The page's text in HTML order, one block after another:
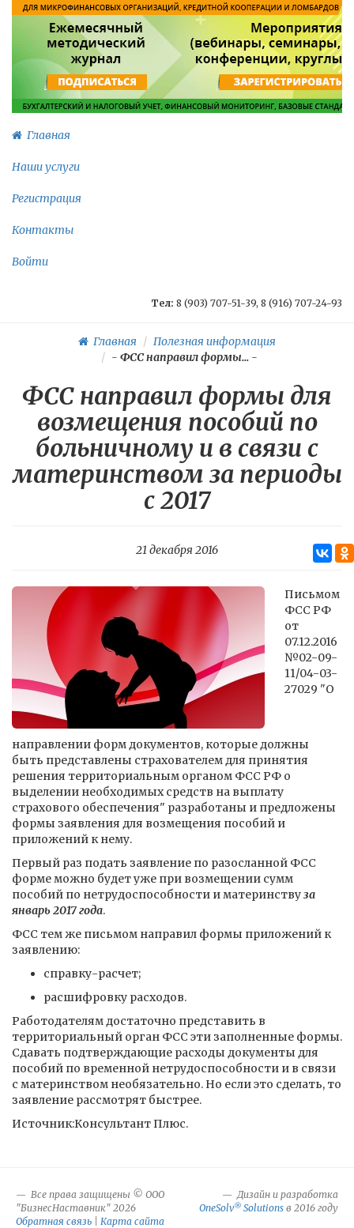
Главная
Наши услуги
Регистрация
Контакты
Войти
Тел: 8 (903) 707-51-39, 8 (916) 707-24-93
Главная
Полезная информация
- ФСС направил формы...-
ФСС направил формы для
возмещения пособий по
больничному и в связи с
материнством за периоды
с 2017
21 декабря 2016
Письмом
ФСС РФ
от
07.12.2016
№02-09-
11/04-03-
27029 "О
направлении форм документов, которые должны
быть представлены страхователем для принятия
решения территориальным органом ФСС РФ о
выделении необходимых средств на выплату
страхового обеспечения" разработаны и предложены
формы заявления для возмещения пособий и
приложений к нему.
Первый раз подать заявление по разосланной ФСС
форме можно будет уже при возмещении сумм
пособий по нетрудоспособности и материнствуза
январь 2017 года.
ФСС тем же письмом направил формы приложений к
заявлению:
справку-расчет;
расшифровку расходов.
Работодателям достаточно представить в
территориальный орган ФСС эти заполненные формы.
Сдавать подтверждающие расходы документы для
пособий по временной нетрудоспособности и в связи
с материнством необязательно. Но если это сделать, то
заявление рассмотрят быстрее.
Источник:Консультант Плюс.
Все права защищены © ООО
"БизнесНаставник" 2026
Обратная связь
Карта сайта
Дизайн и разработка
OneSolv® Solutions в 2016 году